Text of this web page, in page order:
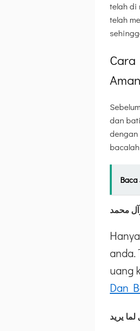
telah di
telah
Cara
Aman
dan
dengan
محمد
anda.
uang
Dan
لما يريد